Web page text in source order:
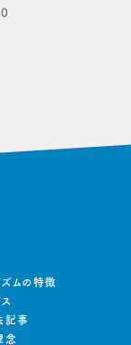
ズムの特徴
記事
念